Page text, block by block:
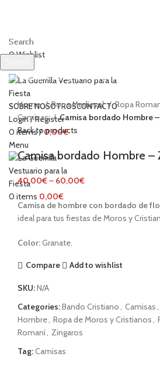
Search
0Wishlist
SOBRE NOSOTROSCONTACTO
Login / Register
0 items/ 0,00€
Menu
0 items 0,00€
Click to enlarge
Home
Ropa Medieval Ropa
Camisas
Camisa bordado Hombre
Back to products
Camisa bordado Hombre –
40,00€– 60,00€
Camisa de hombre con bordado de
ideal para tus fiestas de Moros y
Color:Granate.
Compare Add to wishlist
SKU:N/A
Categories:Bando Cristiano Camisas
Hombre Ropa de Moros y Cristianos
Romaní
Zingaros
Tag:Camisas
Start typing to see products you are looking